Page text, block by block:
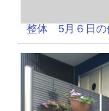
整体 5月６日の